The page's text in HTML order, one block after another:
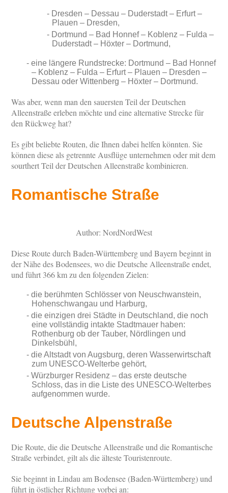
Dresden – Dessau – Duderstadt – Erfurt –
Plauen – Dresden,
Dortmund – Bad Honnef – Koblenz – Fulda –
Duderstadt – Höxter – Dortmund,
eine längere Rundstrecke: Dortmund – Bad Honnef
– Koblenz – Fulda – Erfurt – Plauen – Dresden –
Dessau oder Wittenberg – Höxter – Dortmund.
Was aber, wenn man den sauersten Teil der Deutschen
Alleenstraße erleben möchte und eine alternative Strecke für
den Rückweg hat?
Es gibt beliebte Routen, die Ihnen dabei helfen könnten. Sie
können diese als getrennte Ausflüge unternehmen oder mit dem
sourthert Teil der Deutschen Alleenstraße kombinieren.
Romantische Straße
Author: NordNordWest
Diese Route durch Baden-Württemberg und Bayern beginnt in
der Nähe des Bodensees, wo die Deutsche Alleenstraße endet,
und führt 366 km zu den folgenden Zielen:
die berühmten Schlösser von Neuschwanstein,
Hohenschwangau und Harburg,
die einzigen drei Städte in Deutschland, die noch
eine vollständig intakte Stadtmauer haben:
Rothenburg ob der Tauber, Nördlingen und
Dinkelsbühl,
die Altstadt von Augsburg, deren Wasserwirtschaft
zum UNESCO-Welterbe gehört,
Würzburger Residenz – das erste deutsche
Schloss, das in die Liste des UNESCO-Welterbes
aufgenommen wurde.
Deutsche Alpenstraße
Die Route, die die Deutsche Alleenstraße und die Romantische
Straße verbindet, gilt als die älteste Touristenroute.
Sie beginnt in Lindau am Bodensee (Baden-Württemberg) und
führt in östlicher Richtung vorbei an: